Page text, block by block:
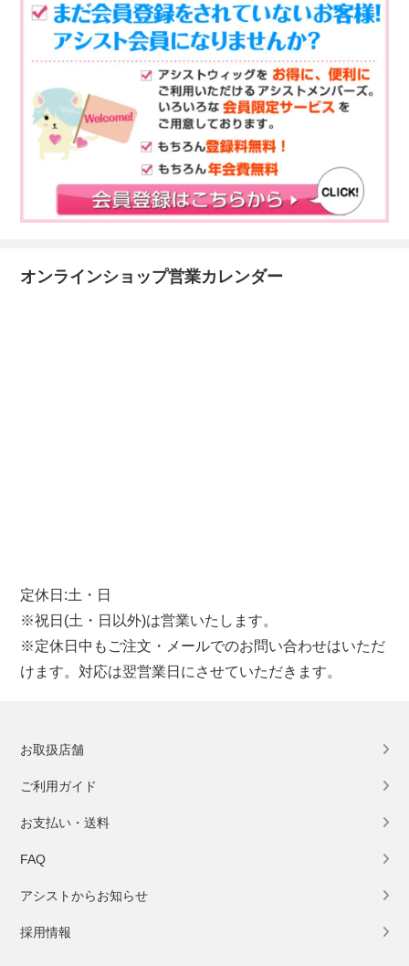
オンラインショップ営業カレンダー
定休日:土・日
※祝日(土・日以外)は営業いたします。
※定休日中もご注文・メールでのお問い合わせはいただ
けます。対応は翌営業日にさせていただきます。
お取扱店舗
ご利用ガイド
お支払い・送料
FAQ
アシストからお知らせ
採用情報